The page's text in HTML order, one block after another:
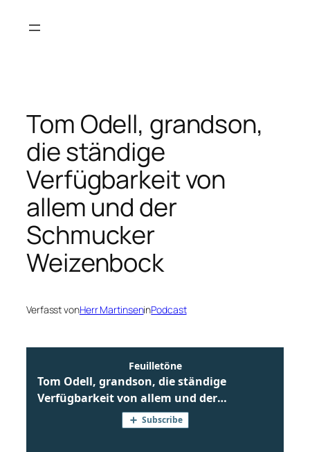
Inhalt
Tom Odell, grandson,
die ständige
Verfügbarkeit von
allem und der
Schmucker
Weizenbock
Verfasst vonHerr MartinseninPodcast